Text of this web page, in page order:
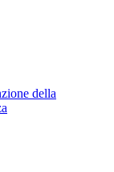
della